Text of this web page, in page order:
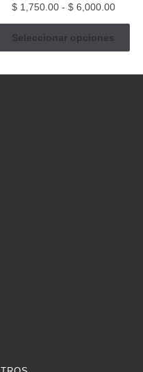
$1,750.00 - $6,000.00Rango
de
desde
Seleccionar opciones
Este
producto